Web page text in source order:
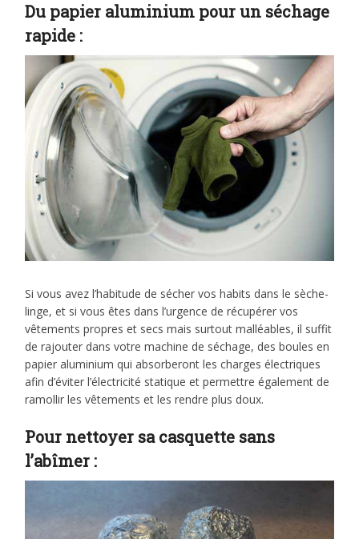
Du papier aluminium pour un séchage
rapide :
Si vous avez l’habitude de sécher vos habits dans le sèche-
linge, et si vous êtes dans l’urgence de récupérer vos
vêtements propres et secs mais surtout malléables, il suffit
de rajouter dans votre machine de séchage, des boules en
papier aluminium qui absorberont les charges électriques
afin d’éviter l’électricité statique et permettre également de
ramollir les vêtements et les rendre plus doux.
Pour nettoyer sa casquette sans
l’abîmer :